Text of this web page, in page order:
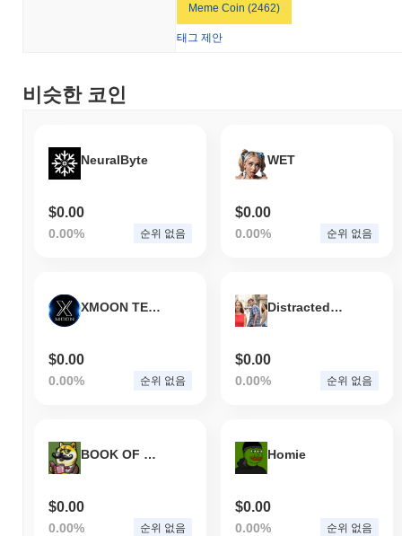
Meme Coin (2462)
태그 제안
비슷한 코인
NeuralByte
$0.00
0.00% 순위 없음
WET
$0.00
0.00% 순위 없음
XMOON TERMINAL
$0.00
0.00% 순위 없음
DistractedBoyf
$0.00
0.00% 순위 없음
BOOK OF DOGE MEMES
$0.00
0.00% 순위 없음
Homie
$0.00
0.00% 순위 없음